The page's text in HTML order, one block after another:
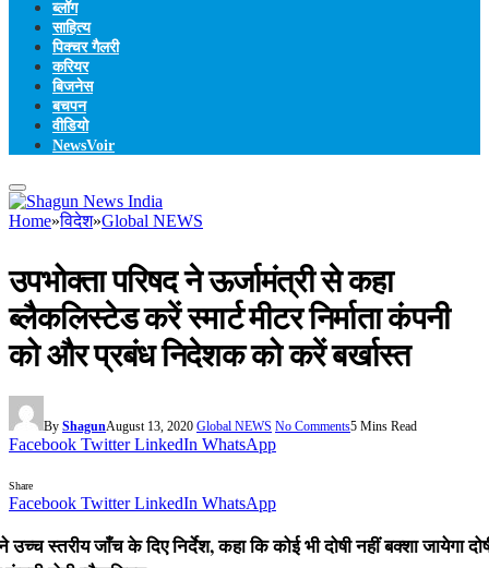
ब्लॉग
साहित्य
पिक्चर गैलरी
करियर
बिजनेस
बचपन
वीडियो
NewsVoir
Home»विदेश»Global NEWS
उपभोक्ता परिषद ने ऊर्जामंत्री से कहा
ब्लैकलिस्टेड करें स्मार्ट मीटर निर्माता कंपनी
को और प्रबंध निदेशक को करें बर्खास्त
By ShagunAugust 13, 2020 Global NEWS No Comments5 Mins Read
Facebook Twitter LinkedIn WhatsApp
Share
Facebook Twitter LinkedIn WhatsApp
उच्च स्तरीय जाँच के दिए निर्देश, कहा कि कोई भी दोषी नहीं बक्शा जायेगा